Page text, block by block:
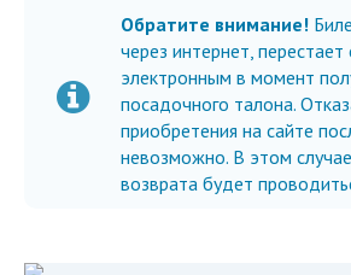
Обратите внимание!
через интернет, перестает
электронным в момент
посадочного талона.
приобретения на сайте
невозможно. В этом
возврата будет